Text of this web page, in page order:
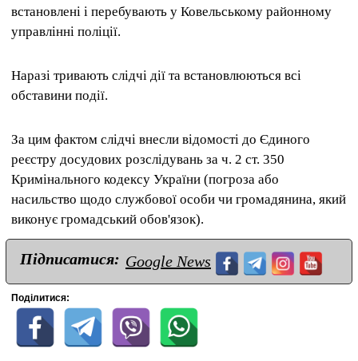
встановлені і перебувають у Ковельському районному
управлінні поліції.
Наразі тривають слідчі дії та встановлюються всі
обставини події.
За цим фактом слідчі внесли відомості до Єдиного
реєстру досудових розслідувань за ч. 2 ст. 350
Кримінального кодексу України (погроза або
насильство щодо службової особи чи громадянина, який
виконує громадський обов'язок).
Підписатися: Google News
Поділитися: